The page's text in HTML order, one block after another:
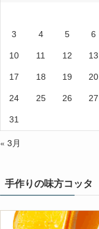
3 4 5 6
10 11 12 13
17 18 19 20
24 25 26 27
31
« 3月
手作りの味方コッタ